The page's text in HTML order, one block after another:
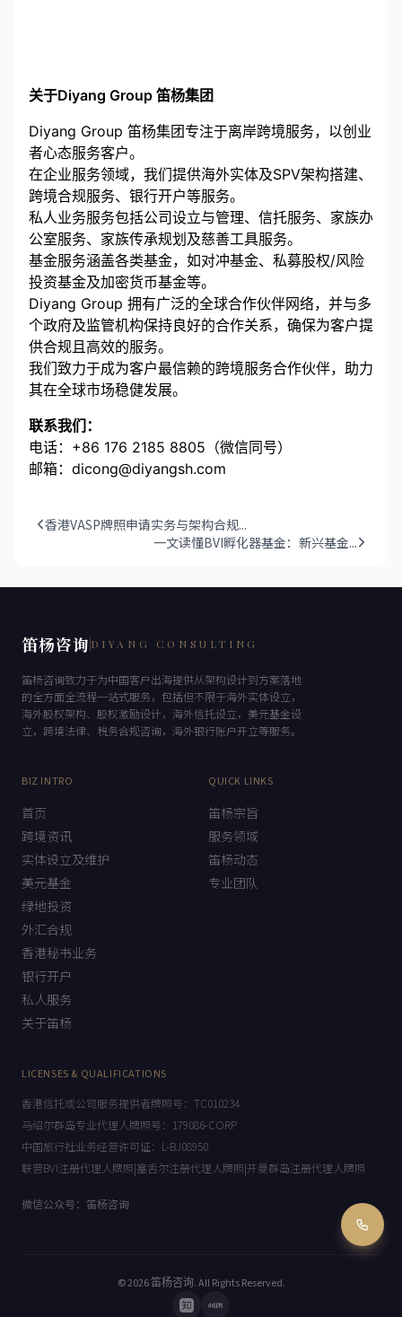
关于Diyang Group 笛杨集团
Diyang Group 笛杨集团专注于离岸跨境服务，以创业
者心态服务客户。
在企业服务领域，我们提供海外实体及SPV架构搭建、
跨境合规服务、银行开户等服务。
私人业务服务包括公司设立与管理、信托服务、家族办
公室服务、家族传承规划及慈善工具服务。
基金服务涵盖各类基金，如对冲基金、私募股权/风险
投资基金及加密货币基金等。
Diyang Group 拥有广泛的全球合作伙伴网络，并与多
个政府及监管机构保持良好的合作关系，确保为客户提
供合规且高效的服务。
我们致力于成为客户最信赖的跨境服务合作伙伴，助力
其在全球市场稳健发展。
联系我们：
电话：+86 176 2185 8805（微信同号）
邮箱：dicong@diyangsh.com
香港VASP牌照申请实务与架构合规...
一文读懂BVI孵化器基金：新兴基金...
笛杨咨询 DIYANG CONSULTING
笛杨咨询致力于为中国客户出海提供从架构设计到方案落地
的全方面全流程一站式服务，包括但不限于海外实体设立，
海外股权架构、股权激励设计，海外信托设立，美元基金设
立，跨境法律、税务合规咨询，海外银行账户开立等服务。
BIZ INTRO
首页
跨境资讯
实体设立及维护
美元基金
绿地投资
外汇合规
香港秘书业务
银行开户
私人服务
关于笛杨
QUICK LINKS
笛杨宗旨
服务领域
笛杨动态
专业团队
LICENSES & QUALIFICATIONS
香港信托或公司服务提供者牌照号：TC010234
马绍尔群岛专业代理人牌照号：179086-CORP
中国旅行社业务经营许可证：L-BJ08950
联营BVI注册代理人牌照|塞舌尔注册代理人牌照|开曼群岛注册代理人牌照
微信公众号：笛杨咨询
© 2026笛杨咨询. All Rights Reserved.